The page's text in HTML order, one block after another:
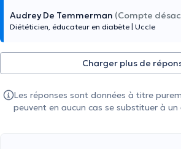
Audrey De Temmerman (Compte
Diététicien, éducateur en diabète Uccle
Charger plus de
Les réponses sont données à titre
peuvent en aucun cas se substituer à un